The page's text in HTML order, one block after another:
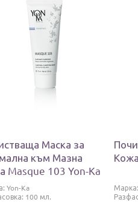
Маска за
към Мазна
Masque 103 Yon-Ka
Yon-Ka
100 мл.
Марка: